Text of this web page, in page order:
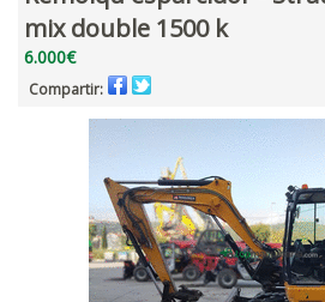
mix double 1500 k
6.000€
Compartir: